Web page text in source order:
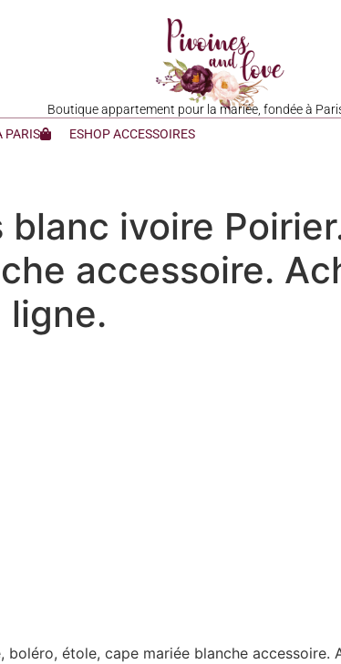
Boutique appartement pour la mariée, fondée à
PARIS ESHOP ACCESSOIRES
ivoire
accessoire.
ligne.
étole, cape mariée blanche accessoire.